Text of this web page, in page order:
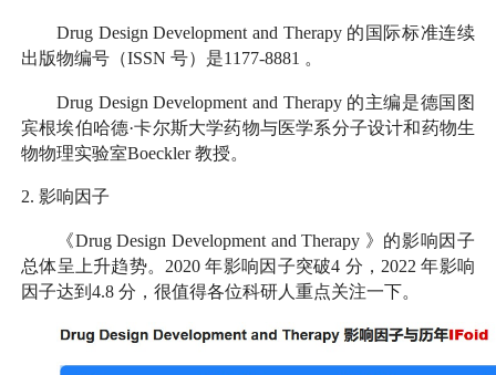
Drug Design Development and Therapy的国际标准连续
出版物编号（ISSN 号）是1177-8881 。
Drug Design Development and Therapy的主编是德国图
宾根埃伯哈德·卡尔斯大学药物与医学系分子设计和药物生
物物理实验室Boeckler教授。
2.影响因子
《Drug Design Development and Therapy 》的影响因子
总体呈上升趋势。 2020 年影响因子突破4 分， 2022 年影响
因子达到4.8 分，很值得各位科研人重点关注一下。